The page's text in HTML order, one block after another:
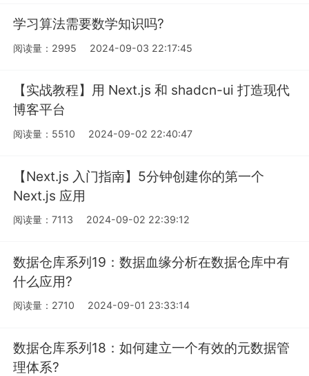
学习算法需要数学知识吗?
阅读量：2995 2024-09-03 22:17:45
【实战教程】用 Next.js 和 shadcn-ui 打造现代
博客平台
阅读量：5510 2024-09-02 22:40:47
【Next.js 入门指南】5分钟创建你的第一个
Next.js 应用
阅读量：7113 2024-09-02 22:39:12
数据仓库系列19：数据血缘分析在数据仓库中有
什么应用?
阅读量：2710 2024-09-01 23:33:14
数据仓库系列18：如何建立一个有效的元数据管
理体系?